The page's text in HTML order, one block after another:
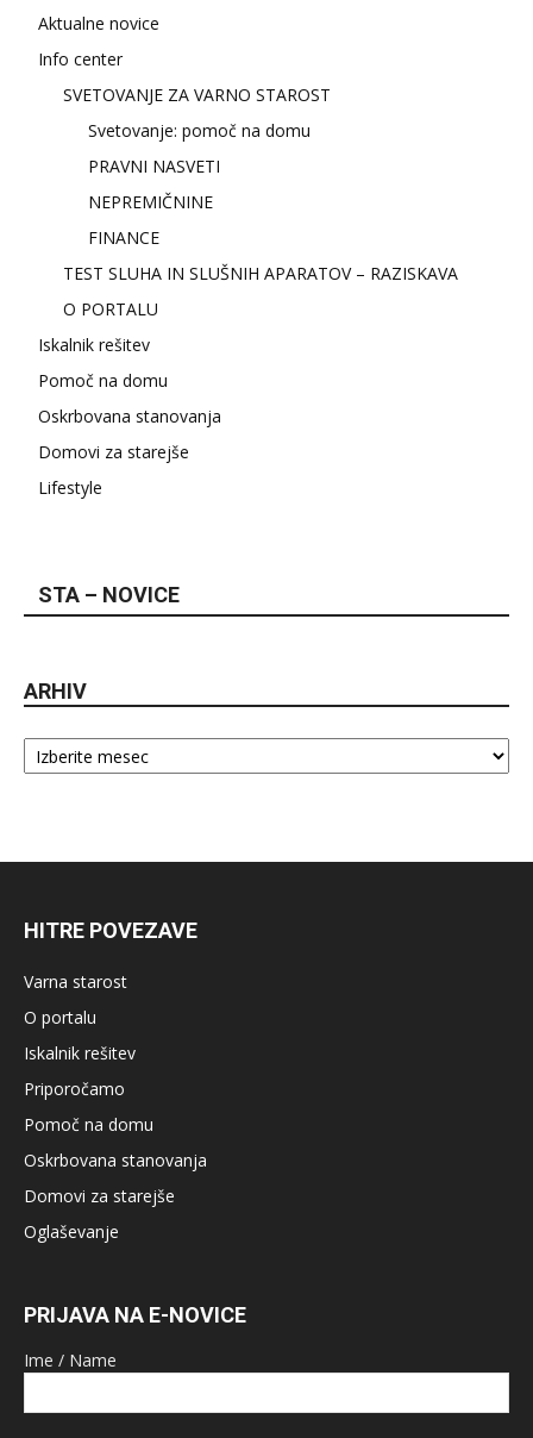
Aktualne novice
Info center
SVETOVANJE ZA VARNO STAROST
Svetovanje: pomoč na domu
PRAVNI NASVETI
NEPREMIČNINE
FINANCE
TEST SLUHA IN SLUŠNIH APARATOV – RAZISKAVA
O PORTALU
Iskalnik rešitev
Pomoč na domu
Oskrbovana stanovanja
Domovi za starejše
Lifestyle
STA – NOVICE
ARHIV
Arhiv
HITRE POVEZAVE
Varna starost
O portalu
Iskalnik rešitev
Priporočamo
Pomoč na domu
Oskrbovana stanovanja
Domovi za starejše
Oglaševanje
PRIJAVA NA E-NOVICE
Ime / Name